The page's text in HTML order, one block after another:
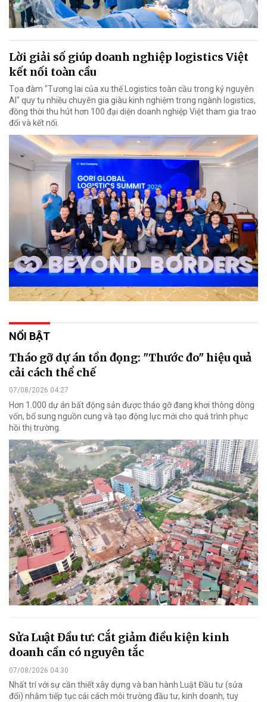
Lời giải số giúp doanh nghiệp logistics Việt
kết nối toàn cầu
Tọa đàm "Tương lai của xu thế Logistics toàn cầu trong kỷ nguyên
AI" quy tụ nhiều chuyên gia giàu kinh nghiệm trong ngành logistics,
đồng thời thu hút hơn 100 đại diện doanh nghiệp Việt tham gia trao
đổi và kết nối.
NỔI BẬT
Tháo gỡ dự án tồn đọng: "Thước đo" hiệu quả
cải cách thể chế
07/08/2026 04:27
Hơn 1.000 dự án bất động sản được tháo gỡ đang khơi thông dòng
vốn, bổ sung nguồn cung và tạo động lực mới cho quá trình phục
hồi thị trường.
Sửa Luật Đầu tư: Cắt giảm điều kiện kinh
doanh cần có nguyên tắc
07/08/2026 04:30
Nhất trí với sự cần thiết xây dựng và ban hành Luật Đầu tư (sửa
đổi) nhằm tiếp tục cải cách môi trường đầu tư, kinh doanh, tuy